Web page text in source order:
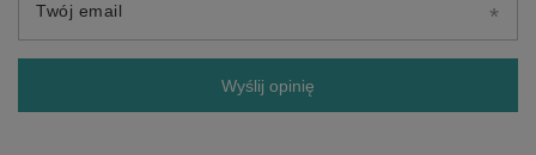
Twój email
Wyślij opinię